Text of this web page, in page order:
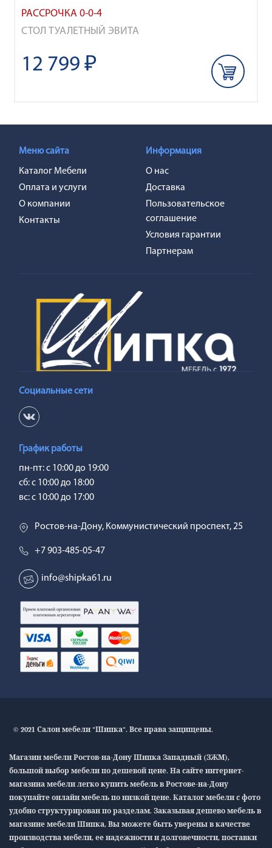
РАССРОЧКА 0-0-4
СТОЛ ТУАЛЕТНЫЙ ЭВИТА
12 799 ₽
Социальные сети
График работы
пн-пт: с 10:00 до 19:00
сб: с 10:00 до 18:00
вс: с 10:00 до 17:00
Меню сайта
Каталог Мебели
Оплата и услуги
О компании
Контакты
Информация
О нас
Доставка
Пользовательское
соглашение
Условия гарантии
Партнерам
Ростов-на-Дону, Коммунистический проспект, 25
+7 903-485-05-47
info@shipka61.ru
© 2021 Салон мебели "Шипка". Все права защищены.
Магазин мебели Ростов-на-Дону Шипка Западный (ЗЖМ),
большой выбор мебели по дешевой цене. На сайте интернет-
магазина мебели легко купить мебель в Ростове-на-Дону
покупайте онлайн мебель по низкой цене. Каталог мебели с фото
удобно структурирован по разделам. Заказывая дешево мебель в
магазине мебели Шипка, Вы можете быть уверены в качестве
производства мебели, ее надежности и долговечности, поставки